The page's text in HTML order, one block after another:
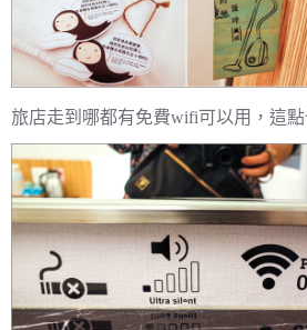
旅店走到哪都有免費wifi可以用，這點